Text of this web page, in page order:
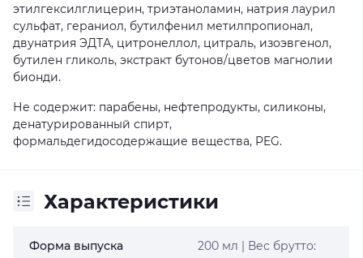
этилгексилглицерин, триэтаноламин, натрия лаурил
сульфат, гераниол, бутилфенил метилпропионал,
двунатрия ЭДТА, цитронеллол, цитраль, изоэвгенол,
бутилен гликоль, экстракт бутонов/цветов магнолии
бионди.
Не содержит: парабены, нефтепродукты, силиконы,
денатурированный спирт,
формальдегидосодержащие вещества, PEG.
Характеристики
Форма выпуска
200 мл | Вес брутто: